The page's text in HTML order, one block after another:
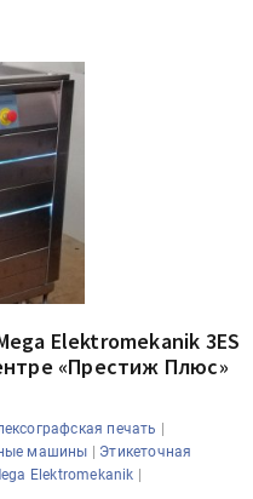
Elektromekanik 3ES
«Престиж Плюс»
печать |
машины | Этикеточная
Elektromekanik |